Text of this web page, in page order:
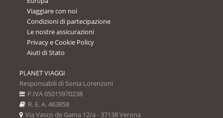
Viaggiare con noi
Condizioni di partecipazione
Le nostre assicurazioni
Privacy e Cookie Policy
Aiuti di Stato
PLANET VIAGGI
Responsabili di Sonia Lorenzoni
P.IVA 05015970238
R. E. A. 463858
Via Vasco de Gama 12/a - 37138 Verona